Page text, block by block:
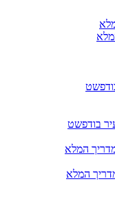
בודפשט
המלא
המלא